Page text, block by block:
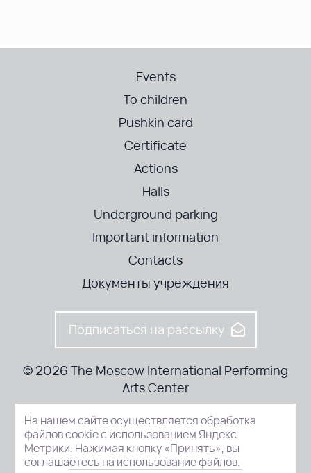
Events
To children
Pushkin card
Certificate
Actions
Halls
Underground parking
Important information
Contacts
Документы учреждения
Подписаться на рассылку
© 2026 The Moscow International Performing
Arts Center
52-8, Kosmodamianskaya nab., Moscow, 115054, Russia
На нашем сайте осуществляется обработка
файлов cookie с использованием Яндекс
Метрики. Нажимая кнопку «Принять», вы
соглашаетесь на использование файлов.